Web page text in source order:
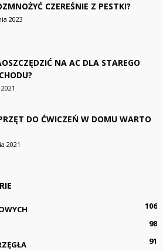
CZEREŚNIE Z PESTKI?
2023
NA AC DLA STAREGO
DO ĆWICZEŃ W DOMU WARTO
2021
106
98
91